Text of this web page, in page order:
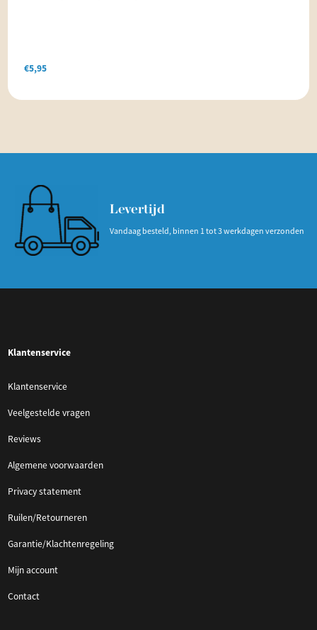
€5,95
Levertijd
Vandaag besteld, binnen 1 tot 3 werkdagen verzonden
Klantenservice
Klantenservice
Veelgestelde vragen
Reviews
Algemene voorwaarden
Privacy statement
Ruilen/Retourneren
Garantie/Klachtenregeling
Mijn account
Contact